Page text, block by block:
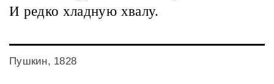
И редко хладную хвалу.
Пушкин, 1828